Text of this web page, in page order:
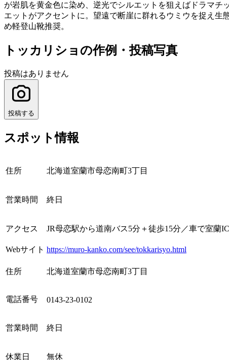
が岩肌を黄金色に染め、逆光でシルエットを狙えばドラマ
エットがアクセントに。望遠で断崖に群れるウミウを捉え
め軽登山靴推奨。
トッカリショの作例・投稿写真
投稿はありません
投稿する
スポット情報
住所 北海道室蘭市母恋南町3丁目
営業時間 終日
アクセス JR母恋駅から道南バス5分＋徒歩15分／車で室蘭
Webサイト https://muro-kanko.com/see/tokkarisyo.html
住所 北海道室蘭市母恋南町3丁目
電話番号 0143-23-0102
営業時間 終日
休業日 無休